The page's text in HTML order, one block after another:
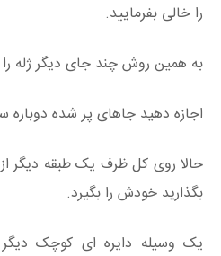
را خالی بفرمایید.
به همین روش چند جای دیگر ژله را
اجازه دهید جاهای پر شده
حالا روی کل ظرف یک طبقه دیگر
بگذارید خودش را بگیرد.
یک وسیله دایره ای کوچک